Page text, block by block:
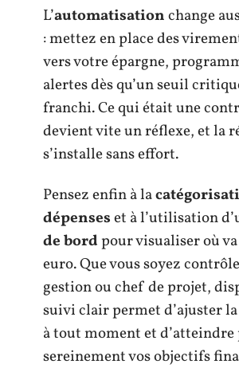
L’automatisationchange
: mettez en place des
vers votre épargne,
alertes dès qu’un seuil
franchi. Ce qui était une
devient vite un réflexe, et la
s’installe sans effort.
Pensez enfin à la
dépenseset à l’utilisation
de bordpour visualiser où
euro. Que vous soyez
gestion ou chef de projet,
suivi clair permet d’ajuster
à tout moment et d’atteindre
sereinement vos objectifs